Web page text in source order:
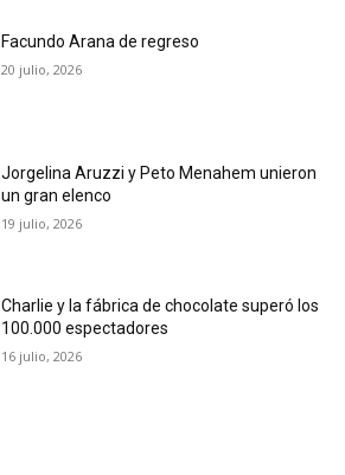
Facundo Arana de regreso
20 julio, 2026
Jorgelina Aruzzi y Peto Menahem unieron
un gran elenco
19 julio, 2026
Charlie y la fábrica de chocolate superó los
100.000 espectadores
16 julio, 2026